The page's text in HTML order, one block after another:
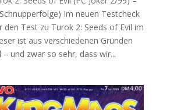
Im neuen Testcheck
den Test zu Turok 2: Seeds of Evil im
ist aus verschiedenen Gründen
und zwar so sehr, dass wir...